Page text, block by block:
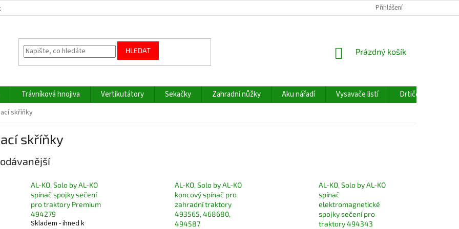
Přihlášení
HLEDAT
NÁKUPNÍ
Prázdný košík
Trávníková hnojiva Vertikutátory Sekačky Zahradní nůžky Aku nářadí Vysavače listí Drtiče větví
skříňky
skříňky
AL-KO, Solo by AL-KO
spínač spojky sečení
pro traktory Premium
494279
Skladem - ihned k
AL-KO, Solo by AL-KO
koncový spínač pro
zahradní traktory
493565, 468680,
494587
AL-KO, Solo by AL-KO
spínač
elektromagnetické
spojky sečení pro
traktory 494343